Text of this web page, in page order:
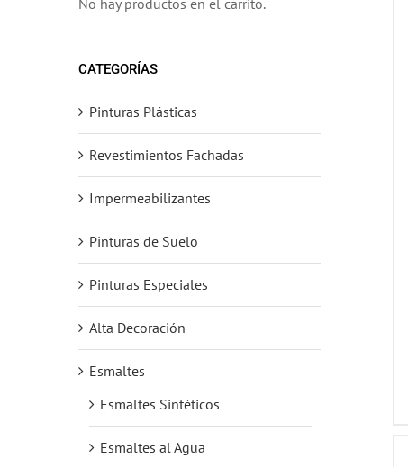
CATEGORÍAS
Pinturas Plásticas
Revestimientos Fachadas
Impermeabilizantes
Pinturas de Suelo
Pinturas Especiales
Alta Decoración
Esmaltes
Esmaltes Sintéticos
Esmaltes al Agua